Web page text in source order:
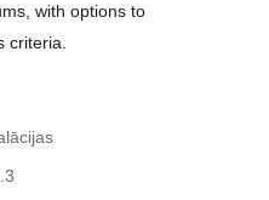
with options to
criteria.